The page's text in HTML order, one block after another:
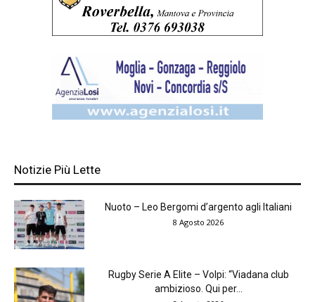
Notizie Più Lette
Nuoto – Leo Bergomi d’argento agli Italiani
8 Agosto 2026
Rugby Serie A Elite – Volpi: “Viadana club
ambizioso. Qui per...